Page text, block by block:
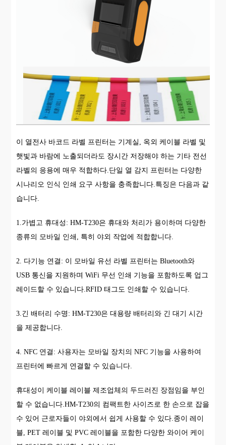
이 열전사 바코드 라벨 프린터는 기계실, 옥외 케이블 라벨 및
햇빛과 바람에 노출되더라도 장시간 저장해야 하는 기타 전선
라벨의 응용에 매우 적합하다.단일 열 감지 프린터는 다양한
시나리오 인식 인쇄 요구 사항을 충족합니다.특징은 다음과 같
습니다.
1.가볍고 휴대성: HM-T230은 휴대와 처리가 용이하며 다양한
종류의 모바일 인쇄, 특히 야외 작업에 적합합니다.
2. 다기능 연결: 이 모바일 유선 라벨 프린터는 Bluetooth와
USB 통신을 지원하며 WiFi 무선 인쇄 기능을 포함하도록 업그
레이드할 수 있습니다.RFID 태그도 인쇄할 수 있습니다.
3.긴 배터리 수명: HM-T230은 대용량 배터리와 긴 대기 시간
을 제공합니다.
4. NFC 연결: 사용자는 모바일 장치의 NFC 기능을 사용하여
프린터에 빠르게 연결할 수 있습니다.
휴대성이 케이블 레이블 제조업체의 두드러진 장점임을 부인
할 수 없습니다.HM-T230의 컴팩트한 사이즈로 한 손으로 잡을
수 있어 근로자들이 야외에서 쉽게 사용할 수 있다.종이 레이
블, PET 레이블 및 PVC 레이블을 포함한 다양한 와이어 케이